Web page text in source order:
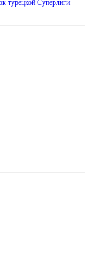
турецкой Суперлиги